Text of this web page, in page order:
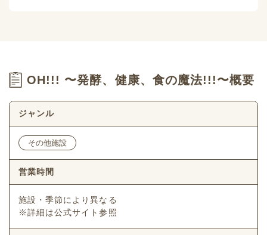
OH!!! 〜発酵、健康、食の魔法!!!〜概要
ジャンル
その他施設
営業時間
施設・季節により異なる
※詳細は公式サイト参照